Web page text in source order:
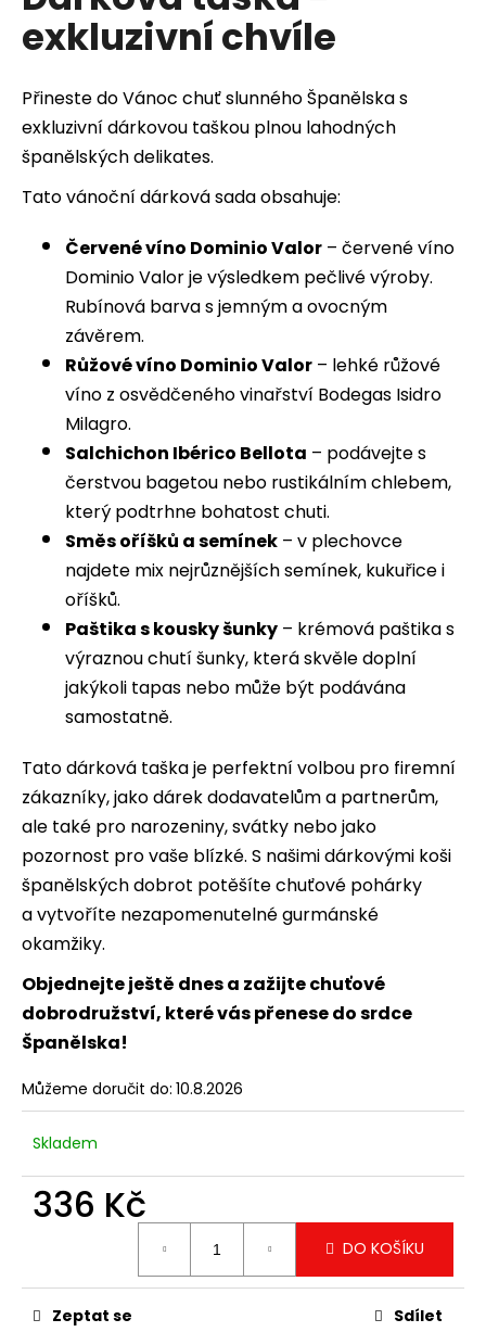
z
exkluzivní chvíle
Přineste do Vánoc chuť slunného Španělska s
exkluzivní dárkovou taškou plnou lahodných
španělských delikates.
Tato vánoční dárková sada obsahuje:
Červené víno Dominio Valor – červené víno
Dominio Valor je výsledkem pečlivé výroby.
Rubínová barva s jemným a ovocným
závěrem.
Růžové víno Dominio Valor – lehké růžové
víno z osvědčeného vinařství Bodegas Isidro
Milagro.
Salchichon Ibérico Bellota – podávejte s
čerstvou bagetou nebo rustikálním chlebem,
který podtrhne bohatost chuti.
Směs oříšků a semínek – v plechovce
najdete mix nejrůznějších semínek, kukuřice i
oříšků.
Paštika s kousky šunky – krémová paštika s
výraznou chutí šunky, která skvěle doplní
jakýkoli tapas nebo může být podávána
samostatně.
Tato dárková taška je perfektní volbou pro firemní
zákazníky, jako dárek dodavatelům a partnerům,
ale také pro narozeniny, svátky nebo jako
pozornost pro vaše blízké. S našimi dárkovými koši
španělských dobrot potěšíte chuťové pohárky
a vytvoříte nezapomenutelné gurmánské
okamžiky.
Objednejte ještě dnes a zažijte chuťové
dobrodružství, které vás přenese do srdce
Španělska!
Můžeme doručit do: 10.8.2026
Skladem
336 Kč
DO KOŠÍKU
Zeptat se Sdílet
a
j
í
t
?
HLEDAT
CANTO
VERDEJO
179
Kč